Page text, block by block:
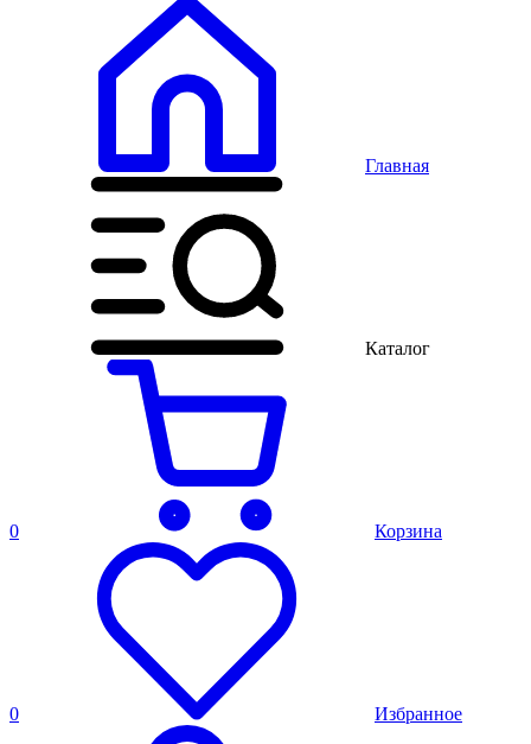
Главная
Каталог
0 Корзина
0 Избранное